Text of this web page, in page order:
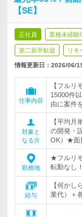
【SE】
正社員 業種未経験
第二新卒歓迎 リモ
情報更新日：2026/06/
仕事内容
【フルリ
15000件
由に案件
対象と
なる方
【平均
の開発・
OK）★面
勤務地
★フルリ
転勤なし
給与
【何かし
業代）＋